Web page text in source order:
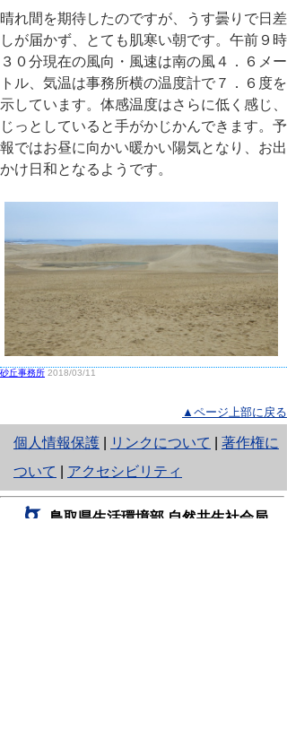
晴れ間を期待したのですが、うす曇りで日差
しが届かず、とても肌寒い朝です。午前９時
３０分現在の風向・風速は南の風４．６メー
トル、気温は事務所横の温度計で７．６度を
示しています。体感温度はさらに低く感じ、
じっとしていると手がかじかんできます。予
報ではお昼に向かい暖かい陽気となり、お出
かけ日和となるようです。
砂丘事務所 2018/03/11
▲ページ上部に戻る
個人情報保護
と
り
ネ
リンクについて
著作権に
ついて
アクセシビリティ
鳥取県生活環境部 自然共生社会局